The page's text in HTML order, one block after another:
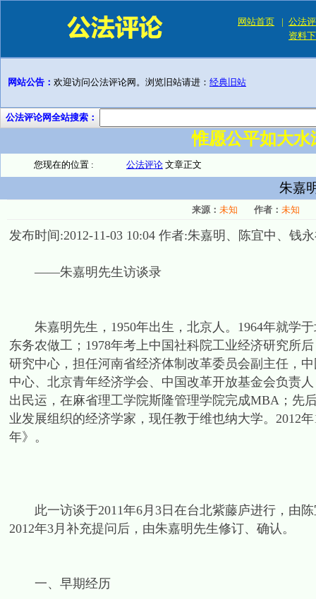
网站首页 | 公法
资料
网站公告： 欢迎访问公法评论网。浏览旧站请进： 经典旧站
公法评论网全站搜索：
惟愿公平如大
您现在的位置 : 公法评论 文章正文
朱嘉
来源： 未知 作者： 未知
发布时间:2012-11-03 10:04 作者:朱嘉明、陈宜中、钱
——朱嘉明先生访谈录
朱嘉明先生，1950年出生，北京人。1964年就学于
东务农做工；1978年考上中国社科院工业经济研究所
研究中心，担任河南省经济体制改革委员会副主任，
中心、北京青年经济学会、中国改革开放基金会负责
出民运，在麻省理工学院斯隆管理学院完成MBA；先
业发展组织的经济学家，现任教于维也纳大学。2012
年》。
此一访谈于2011年6月3日在台北紫藤庐进行，由陈
2012年3月补充提问后，由朱嘉明先生修订、确认。
一、早期经历